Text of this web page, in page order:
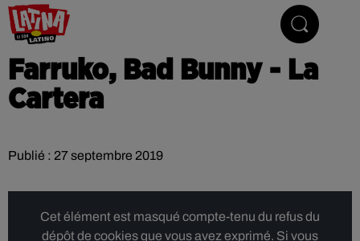
Farruko, Bad Bunny - La
Cartera
Publié : 27 septembre 2019
Cet élément est masqué compte-tenu du refus du
dépôt de cookies que vous avez exprimé. Si vous